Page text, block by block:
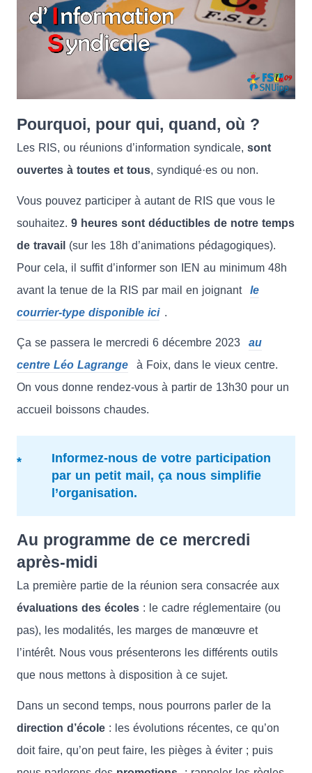
Pourquoi, pour qui, quand, où ?
Les RIS, ou réunions d’information syndicale, sont
ouvertes à toutes et tous, syndiqué·es ou non.
Vous pouvez participer à autant de RIS que vous le
souhaitez. 9 heures sont déductibles de notre temps
de travail (sur les 18h d’animations pédagogiques).
Pour cela, il suffit d’informer son IEN au minimum 48h
avant la tenue de la RIS par mail en joignant
le
courrier-type disponible ici .
Ça se passera le mercredi 6 décembre 2023
au
centre Léo Lagrange
à Foix, dans le vieux centre.
On vous donne rendez-vous à partir de 13h30 pour un
accueil boissons chaudes.
Informez-nous de votre participation
par un petit mail, ça nous simplifie
l’organisation.
Au programme de ce mercredi
après-midi
La première partie de la réunion sera consacrée aux
évaluations des écoles : le cadre réglementaire (ou
pas), les modalités, les marges de manœuvre et
l’intérêt. Nous vous présenterons les différents outils
que nous mettons à disposition à ce sujet.
Dans un second temps, nous pourrons parler de la
direction d’école : les évolutions récentes, ce qu’on
doit faire, qu’on peut faire, les pièges à éviter ; puis